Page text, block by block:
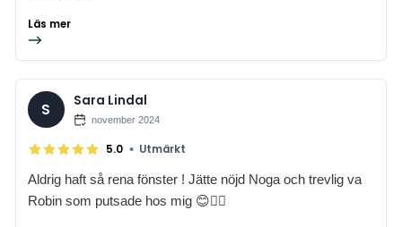
Läs mer
S Sara Lindal
november 2024
5.0 • Utmärkt
Aldrig haft så rena fönster ! Jätte nöjd Noga och trevlig va
Robin som putsade hos mig 😊👍🏼